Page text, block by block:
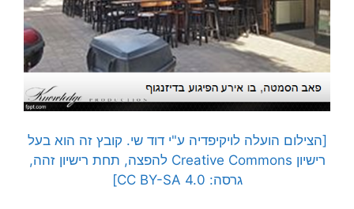
[הצילום הועלה לויקיפדיה ע"י דוד שי. קובץ זה הוא בעל
רישיון Creative Commons להפצה, תחת רישיון זהה,
גרסה: CC BY-SA 4.0]